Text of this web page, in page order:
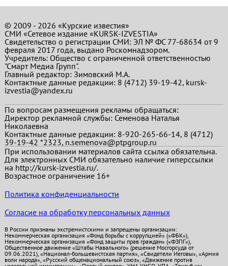
© 2009 - 2026 «Курские известия»
СМИ «Сетевое издание «KURSK-IZVESTIA»
Свидетельство о регистрации СМИ: ЭЛ № ФС 77-68634 от 9
февраля 2017 года, выдано Роскомнадзором.
Учредитель: Общество с ограниченной ответственностью
"Смарт Медиа Групп".
Главный редактор:Зимовский М.А.
Контактные данные редакции: 8 (4712) 39-19-42, kursk-
izvestia@yandex.ru
По вопросам размещения рекламы обращаться:
Директор рекламной службы: Семенова Наталья
Николаевна
Контактные данные редакции: 8-920-265-66-14, 8 (4712)
39-19-42 *2323, n.semenova@ptpgroup.ru
При использовании материалов сайта ссылка обязательна.
Для электронных СМИ обязательно наличие гиперссылки
на http://kursk-izvestia.ru/.
Возрастное ограничение 16+
Политика конфиденциальности
Согласие на обработку персональных данных
В России признаны экстремистскими и запрещены организации:
Некоммерческая организация «Фонд борьбы с коррупцией» («ФБК»),
Некоммерческая организация «Фонд защиты прав граждан» («ФЗПГ»),
Общественное движение «Штабы Навального» (решение Мосгорсуда от
09.06.2021), «Национал-большевистская партия», «Свидетели Иеговы», «Армия
воли народа», «Русский общенациональный союз», «Движение против